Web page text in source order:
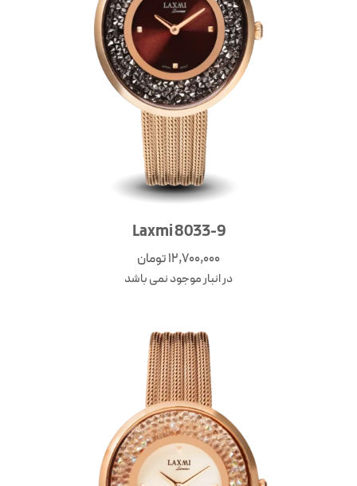
Laxmi 8033-9
12,700,000تومان
در انبار موجود نمی باشد